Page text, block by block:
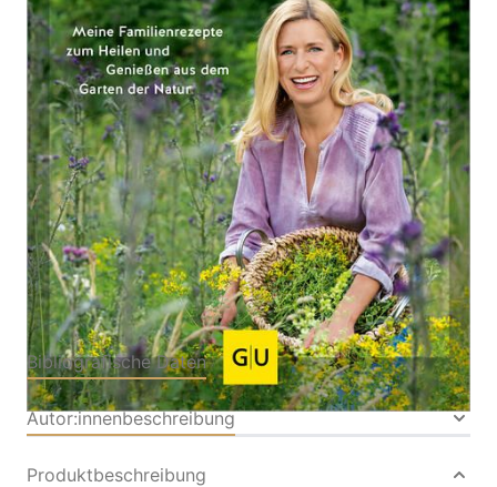
Meine Familienrezepte zum Heilen und Genießen aus
dem Garten der Natur
VonStefanie Hertel
Verlag: GRÄFE UND
UNZER
03.02.2024
Buch 192 Seiten
Hardcover
ISBN: 978-3-
83388973-8
Bibliografische Daten
Autor:innenbeschreibung
Produktbeschreibung